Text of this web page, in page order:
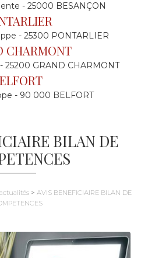
- 25000 BESANÇON
- 25300 PONTARLIER
CHARMONT
25200 GRAND CHARMONT
- 90 000 BELFORT
BILAN DE
> AVIS BENEFICIAIRE BILAN DE